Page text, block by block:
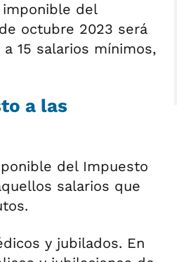
imponible del
octubre 2023 será
15 salarios mínimos,
a las
del Impuesto
salarios que
y jubilados. En